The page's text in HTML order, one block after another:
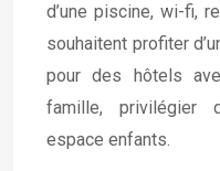
d’une piscine, wi-fi,
souhaitent profiter
pour des hôtels
famille, privilégier
espace enfants.